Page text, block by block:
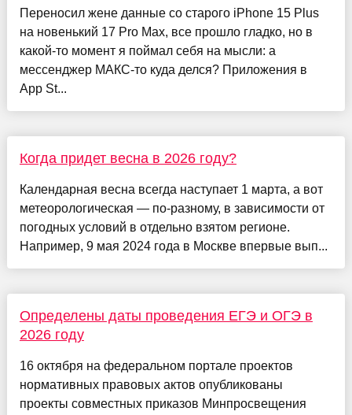
Переносил жене данные со старого iPhone 15 Plus
на новенький 17 Pro Max, все прошло гладко, но в
какой-то момент я поймал себя на мысли: а
мессенджер МАКС-то куда делся? Приложения в
App St...
Когда придет весна в 2026 году?
Календарная весна всегда наступает 1 марта, а вот
метеорологическая — по-разному, в зависимости от
погодных условий в отдельно взятом регионе.
Например, 9 мая 2024 года в Москве впервые вып...
Определены даты проведения ЕГЭ и ОГЭ в
2026 году
16 октября на федеральном портале проектов
нормативных правовых актов опубликованы
проекты совместных приказов Минпросвещения